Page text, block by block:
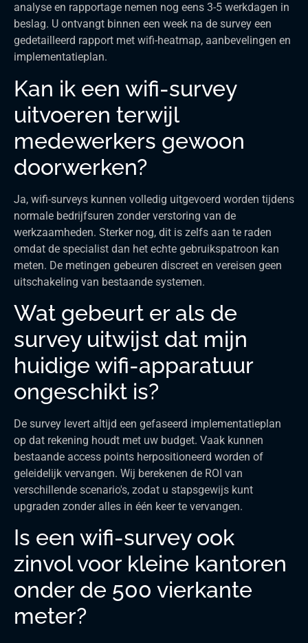
analyse en rapportage nemen nog eens 3-5 werkdagen in
beslag. U ontvangt binnen een week na de survey een
gedetailleerd rapport met wifi-heatmap, aanbevelingen en
implementatieplan.
Kan ik een wifi-survey
uitvoeren terwijl
medewerkers gewoon
doorwerken?
Ja, wifi-surveys kunnen volledig uitgevoerd worden tijdens
normale bedrijfsuren zonder verstoring van de
werkzaamheden. Sterker nog, dit is zelfs aan te raden
omdat de specialist dan het echte gebruikspatroon kan
meten. De metingen gebeuren discreet en vereisen geen
uitschakeling van bestaande systemen.
Wat gebeurt er als de
survey uitwijst dat mijn
huidige wifi-apparatuur
ongeschikt is?
De survey levert altijd een gefaseerd implementatieplan
op dat rekening houdt met uw budget. Vaak kunnen
bestaande access points herpositioneerd worden of
geleidelijk vervangen. Wij berekenen de ROI van
verschillende scenario's, zodat u stapsgewijs kunt
upgraden zonder alles in één keer te vervangen.
Is een wifi-survey ook
zinvol voor kleine kantoren
onder de 500 vierkante
meter?